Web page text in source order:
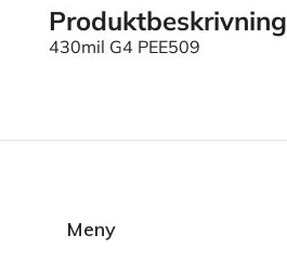
Produktbeskrivning
430mil G4 PEE509
Meny